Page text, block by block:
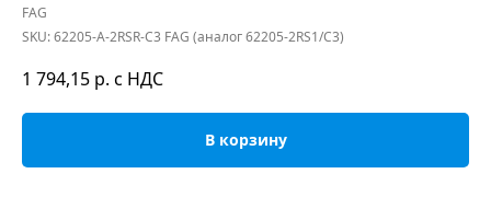
FAG
SKU:62205-A-2RSR-C3 FAG (аналог 62205-2RS1/C3)
1 794,15 р. с НДС
В корзину